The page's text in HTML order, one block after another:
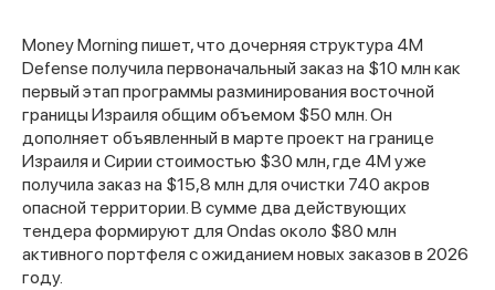
Money Morning пишет, что дочерняя структура 4M
Defense получила первоначальный заказ на $10 млн как
первый этап программы разминирования восточной
границы Израиля общим объемом $50 млн. Он
дополняет объявленный в марте проект на границе
Израиля и Сирии стоимостью $30 млн, где 4M уже
получила заказ на $15,8 млн для очистки 740 акров
опасной территории. В сумме два действующих
тендера формируют для Ondas около $80 млн
активного портфеля с ожиданием новых заказов в 2026
году.